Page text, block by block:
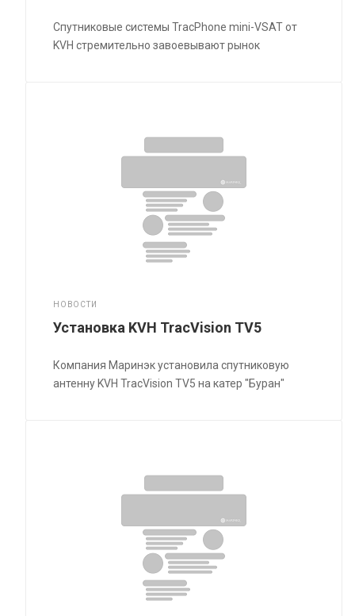
Спутниковые системы TracPhone mini-VSAT от
KVH стремительно завоевывают рынок
НОВОСТИ
Установка KVH TracVision TV5
Компания Маринэк установила спутниковую
антенну KVH TracVision TV5 на катер "Буран"